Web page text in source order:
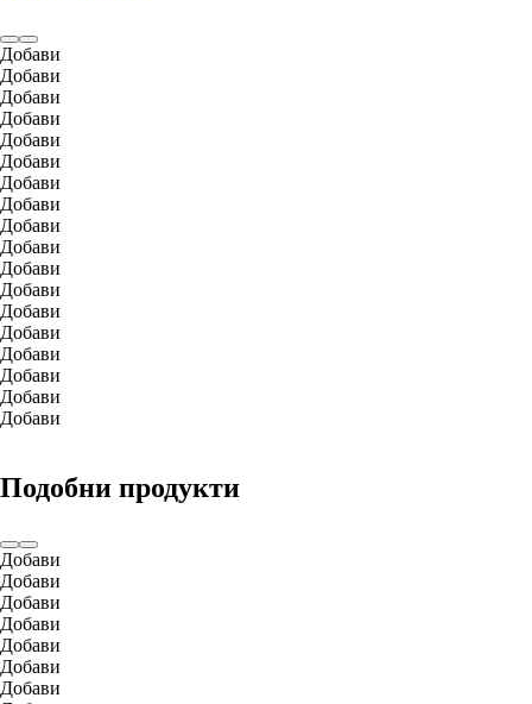
Добави
Добави
Добави
Добави
Добави
Добави
Добави
Добави
Добави
Добави
Добави
Добави
Добави
Добави
Добави
Добави
Добави
Добави
Подобни продукти
Добави
Добави
Добави
Добави
Добави
Добави
Добави